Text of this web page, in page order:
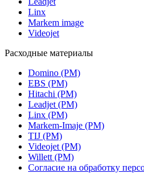
Linx
Markem image
Videojet
Расходные материалы
Domino (РМ)
EBS (РМ)
Hitachi (РМ)
Leadjet (РМ)
Linx (РМ)
Markem-Imaje (РМ)
TIJ (РМ)
Videojet (РМ)
Willett (РМ)
Согласие на обработку